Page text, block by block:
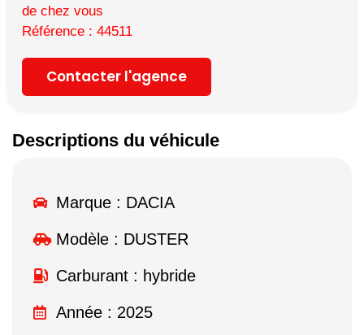
de chez vous
Référence : 44511
Contacter l'agence
Descriptions du véhicule
Marque : DACIA
Modèle : DUSTER
Carburant : hybride
Année : 2025